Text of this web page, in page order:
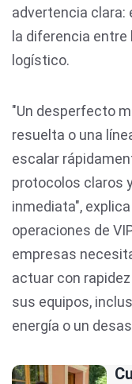
advertencia clara:
la diferencia
logístico.
"Un desperfecto
resuelta o una
escalar
protocolos claros
inmediata",
operaciones de
empresas
actuar con
sus equipos,
energía o un